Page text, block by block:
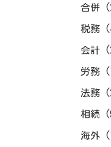
合併
税務
会計
労務
法務
相続
海外